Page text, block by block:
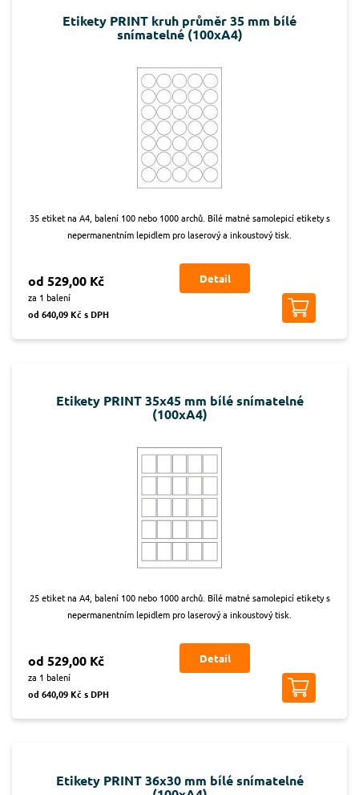
Etikety PRINT kruh průměr 35 mm bílé
snímatelné (100xA4)
35 etiket na A4, balení 100 nebo 1000 archů. Bílé matné samolepicí etikety s
nepermanentním lepidlem pro laserový a inkoustový tisk.
od 529,00 Kč
za 1 balení
od 640,09 Kč s DPH
Detail
Etikety PRINT 35x45 mm bílé snímatelné
(100xA4)
25 etiket na A4, balení 100 nebo 1000 archů. Bílé matné samolepicí etikety s
nepermanentním lepidlem pro laserový a inkoustový tisk.
od 529,00 Kč
za 1 balení
od 640,09 Kč s DPH
Detail
Etikety PRINT 36x30 mm bílé snímatelné